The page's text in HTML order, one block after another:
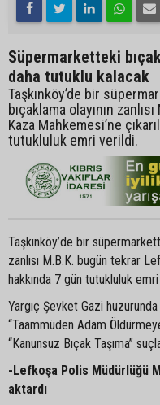
Süpermarketteki
daha tutuklu kalacak
Taşkınköy’de bir
bıçaklama olayının
Kaza Mahkemesi’ne
tutukluluk emri verildi.
Taşkınköy’de bir
zanlısı M.B.K. bugün tekrar
hakkında 7 gün tutukluluk
Yargıç Şevket Gazi
“Taammüden Adam
“Kanunsuz Bıçak Taşıma”
-Lefkoşa Polis Müdürlüğü
aktardı